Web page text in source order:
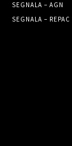
SEGNALA – AGN
SEGNALA – REPAC